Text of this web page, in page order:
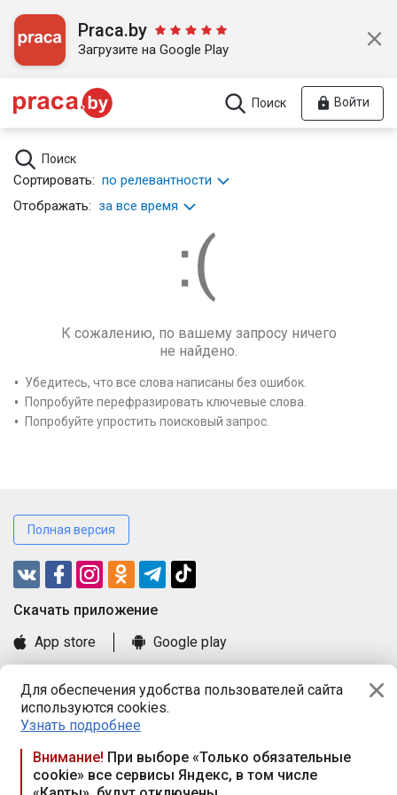
Для обеспечения удобства пользователей сайта
используются cookies.
Узнать подробнее
Внимание! При выборе «Только обязательные
cookie» все сервисы Яндекс, в том числе
Praca.by
Загрузите на Google Play
Поиск Войти
Поиск
Сортировать: по релевантности
Отображать: за все время
К сожалению, по вашему запросу ничего
не найдено.
Убедитесь, что все слова написаны без ошибок.
Попробуйте перефразировать ключевые слова.
Попробуйте упростить поисковый запрос.
Полная версия
Cкачать приложение
App store
Google play
Книга замечаний и предложений
Правила и документы
Praca.by © 2000—2026, ООО «ПРАЦА БАЙ»
Республика Беларусь, 220114, г. Минск, пр-т Независимости
117а, пом. № 9.